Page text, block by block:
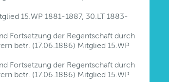
15.WP 1881-1887, 30.LT 1883-
Fortsetzung der Regentschaft durch
betr. (17.06.1886) Mitglied 15.WP
Fortsetzung der Regentschaft durch
betr. (17.06.1886) Mitglied 15.WP